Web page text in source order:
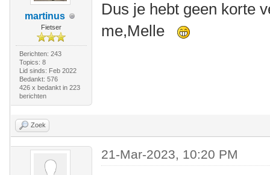
martinus
Fietser
Berichten: 243
Topics: 8
Lid sinds: Feb 2022
Bedankt: 576
426 x bedankt in 223
berichten
Dus je hebt geen korte
me,Melle
Zoek
21-Mar-2023, 10:20 PM